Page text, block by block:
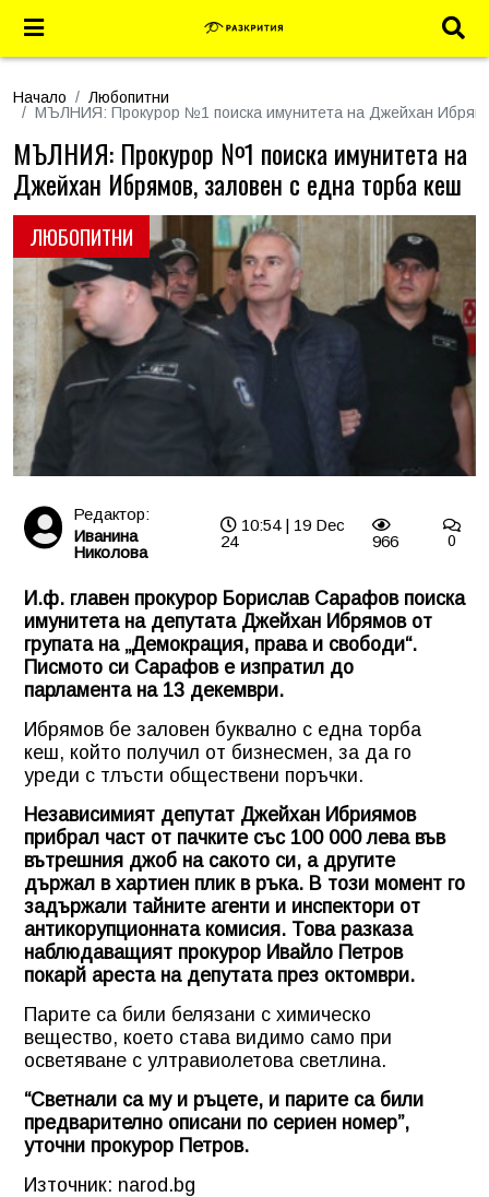
Начало
Любопитни
МЪЛНИЯ: Прокурор №1 поиска имунитета на Джейхан
ЛЮБОПИТНИ
МЪЛНИЯ: Прокурор №1 поиска имунитета на
Джейхан Ибрямов, заловен с една торба кеш
Редактор:
Иванина
Николова
10:54 | 19 Dec
24
966 0
И.ф. главен прокурор Борислав Сарафов поиска
имунитета на депутата Джейхан Ибрямов от
групата на „Демокрация, права и свободи“.
Писмото си Сарафов е изпратил до
парламента на 13 декември.
Ибрямов бе заловен буквално с една торба
кеш, който получил от бизнесмен, за да го
уреди с тлъсти обществени поръчки.
Независимият депутат Джейхан Ибриямов
прибрал част от пачките със 100 000 лева във
вътрешния джоб на сакото си, а другите
държал в хартиен плик в ръка. В този момент го
задържали тайните агенти и инспектори от
антикорупционната комисия. Това разказа
наблюдаващият прокурор Ивайло Петров
покарй ареста на депутата през октомври.
Парите са били белязани с химическо
вещество, което става видимо само при
осветяване с ултравиолетова светлина.
“Светнали са му и ръцете, и парите са били
предварително описани по сериен номер”,
уточни прокурор Петров.
Източник: narod.bg